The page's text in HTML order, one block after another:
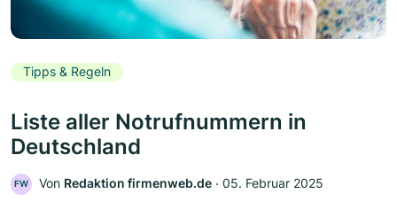
Tipps & Regeln
Liste aller Notrufnummern in
Deutschland
FW Von Redaktion firmenweb.de ‧ 05. Februar 2025